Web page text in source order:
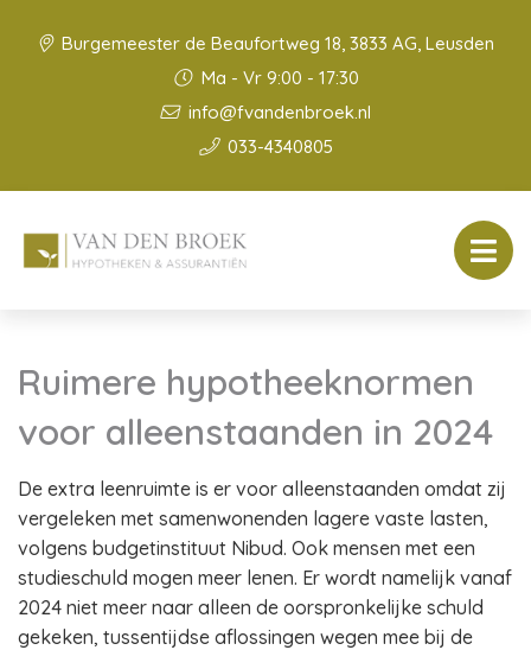
Burgemeester de Beaufortweg 18, 3833 AG, Leusden
Ma - Vr 9:00 - 17:30
info@fvandenbroek.nl
033-4340805
Ruimere hypotheeknormen
voor alleenstaanden in 2024
De extra leenruimte is er voor alleenstaanden omdat zij
vergeleken met samenwonenden lagere vaste lasten,
volgens budgetinstituut Nibud. Ook mensen met een
studieschuld mogen meer lenen. Er wordt namelijk vanaf
2024 niet meer naar alleen de oorspronkelijke schuld
gekeken, tussentijdse aflossingen wegen mee bij de